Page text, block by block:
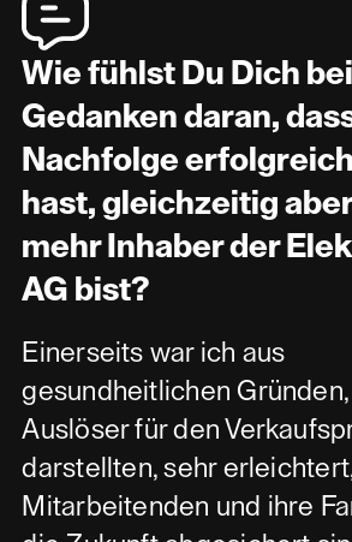
Wie fühlst Du Dich
Gedanken daran,
Nachfolge
hast, gleichzeitig
mehr Inhaber der
AG bist?
Einerseits war ich aus
gesundheitlichen
Auslöser für den
darstellten, sehr
Mitarbeitenden und ihre